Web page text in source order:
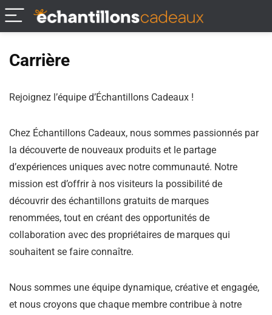
Carrière
Rejoignez l’équipe d’Échantillons Cadeaux !
Chez Échantillons Cadeaux, nous sommes passionnés par
la découverte de nouveaux produits et le partage
d’expériences uniques avec notre communauté. Notre
mission est d’offrir à nos visiteurs la possibilité de
découvrir des échantillons gratuits de marques
renommées, tout en créant des opportunités de
collaboration avec des propriétaires de marques qui
souhaitent se faire connaître.
Nous sommes une équipe dynamique, créative et engagée,
et nous croyons que chaque membre contribue à notre